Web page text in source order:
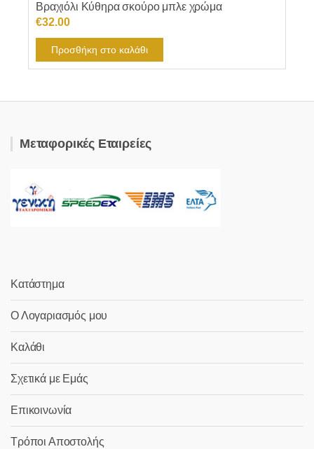
Βραχιόλι Κύθηρα σκούρο μπλε χρώμα
€32.00
Προσθήκη στο καλάθι
Μεταφορικές Εταιρείες
Κατάστημα
Ο Λογαριασμός μου
Καλάθι
Σχετικά με Εμάς
Επικοινωνία
Τρόποι Αποστολής